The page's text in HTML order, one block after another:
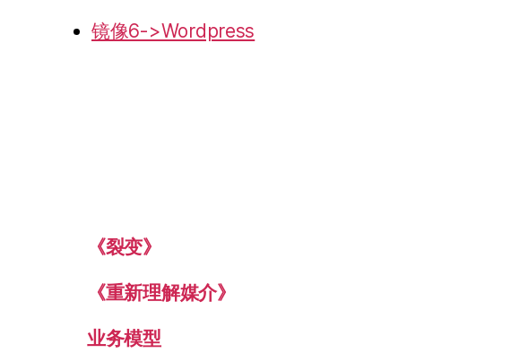
镜像6->Wordpress
《裂变》
《重新理解媒介》
业务模型